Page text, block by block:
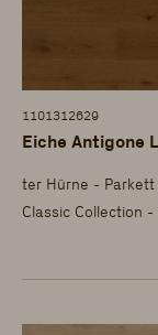
1101312629
Eiche Antigone
ter Hürne -
Classic Collection